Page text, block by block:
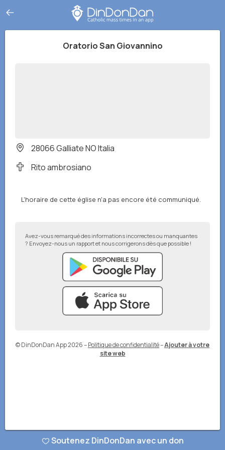
Oratorio San Giovannino
28066 Galliate NO Italia
Rito ambrosiano
L'horaire de cette église n'a pas encore été communiqué.
Avez-vous remarqué des informations incorrectes ou manquantes
? Envoyez-nous un rapport et nous corrigerons dès que possible !
© DinDonDan App 2026–Politique de confidentialité–Ajouter à votre
site web
Soutenez DinDonDan avec un don